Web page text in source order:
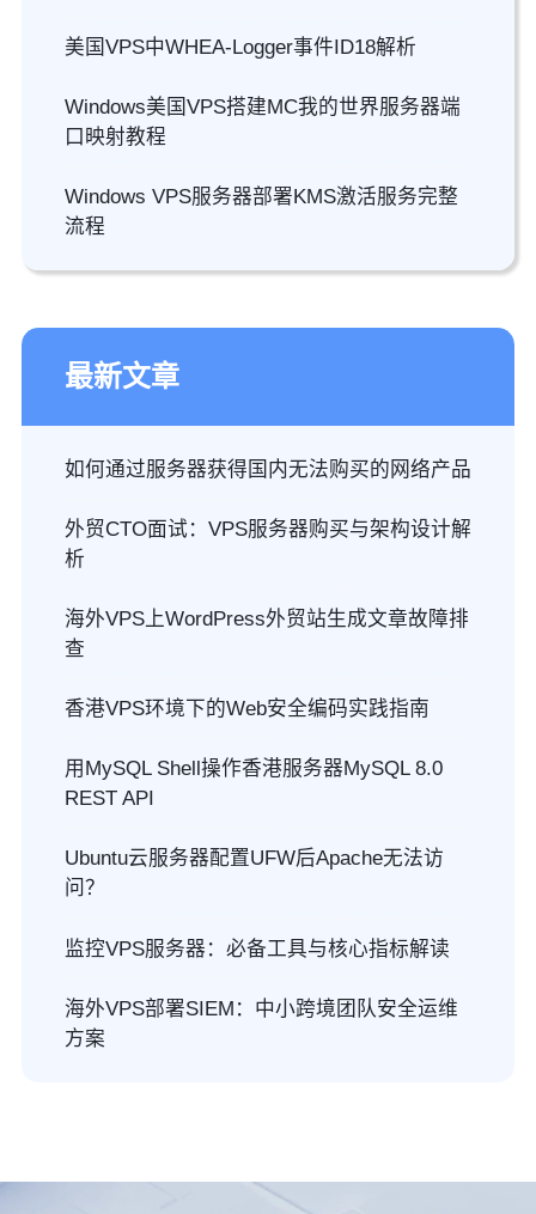
美国VPS中WHEA-Logger事件ID18解析
Windows美国VPS搭建MC我的世界服务器端
口映射教程
Windows VPS服务器部署KMS激活服务完整
流程
最新文章
如何通过服务器获得国内无法购买的网络产品
外贸CTO面试：VPS服务器购买与架构设计解
析
海外VPS上WordPress外贸站生成文章故障排
查
香港VPS环境下的Web安全编码实践指南
用MySQL Shell操作香港服务器MySQL 8.0
REST API
Ubuntu云服务器配置UFW后Apache无法访
问？
监控VPS服务器：必备工具与核心指标解读
海外VPS部署SIEM：中小跨境团队安全运维
方案